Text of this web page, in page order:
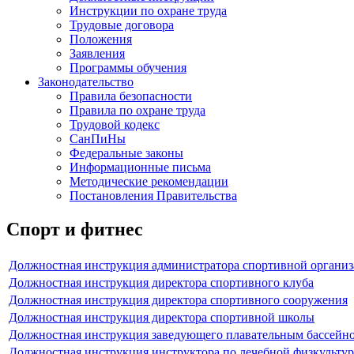
Инструкции по охране труда
Трудовые договора
Положения
Заявления
Программы обучения
Законодательство
Правила безопасности
Правила по охране труда
Трудовой кодекс
СанПиНы
Федеральные законы
Информационные письма
Методические рекомендации
Постановления Правительства
Спорт и фитнес
Должностная инструкция администратора спортивной
Должностная инструкция директора спортивного клуба
Должностная инструкция директора спортивного сооружения
Должностная инструкция директора спортивной школы
Должностная инструкция заведующего плавательным